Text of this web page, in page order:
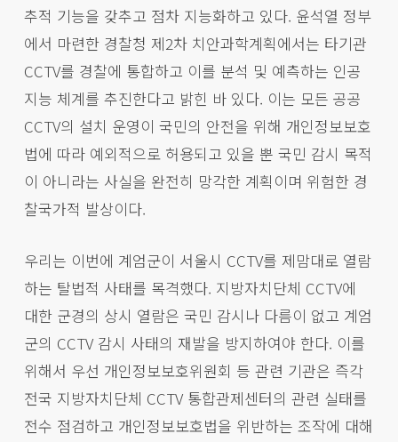
추적 기능을 갖추고 점차 지능화하고 있다. 윤석열 정부
에서 마련한 경찰청 제2차 치안과학계획에서는 타기관
CCTV를 경찰에 통합하고 이를 분석 및 예측하는 인공
지능 체계를 추진한다고 밝힌 바 있다. 이는 모든 공공
CCTV의 설치 운영이 국민의 안전을 위해 개인정보보호
법에 따라 예외적으로 허용되고 있을 뿐 국민 감시 목적
이 아니라는 사실을 완전히 망각한 계획이며 위험한 경
찰국가적 발상이다.
우리는 이번에 계엄군이 서울시 CCTV를 제맘대로 열람
하는 탈법적 사태를 목격했다. 지방자치단체 CCTV에
대한 군경의 상시 열람은 국민 감시나 다름이 없고 계엄
군의 CCTV 감시 사태의 재발을 방지하여야 한다. 이를
위해서 우선 개인정보보호위원회 등 관련 기관은 즉각
전국 지방자치단체 CCTV 통합관제센터의 관련 실태를
전수 점검하고 개인정보보호법을 위반하는 조작에 대해